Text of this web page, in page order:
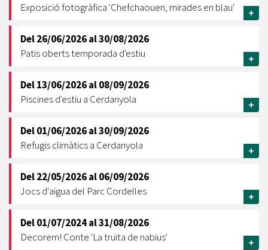
Exposició fotogràfica 'Chefchaouen, mirades en blau'
+
Del26/06/2026al30/08/2026
Patis oberts temporada d'estiu
+
Del13/06/2026al08/09/2026
Piscines d'estiu a Cerdanyola
+
Del01/06/2026al30/09/2026
Refugis climàtics a Cerdanyola
+
Del22/05/2026al06/09/2026
Jocs d'aigua del Parc Cordelles
+
Del01/07/2024al31/08/2026
Decorem! Conte 'La truita de nabius'
+